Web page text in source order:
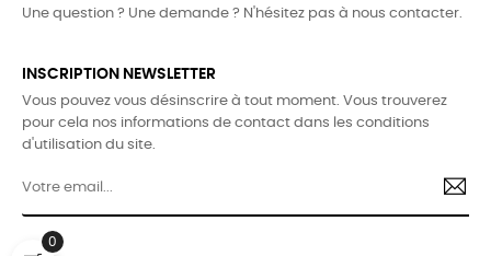
Une question ? Une demande ? N'hésitez pas à nous contacter.
INSCRIPTION NEWSLETTER
Vous pouvez vous désinscrire à tout moment. Vous trouverez
pour cela nos informations de contact dans les conditions
d'utilisation du site.
0